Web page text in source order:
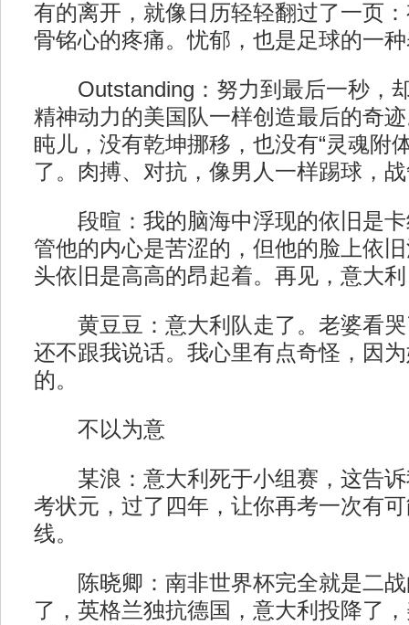
有的离开，就像日历轻轻翻过了一页
骨铭心的疼痛。忧郁，也是足球的一
Outstanding：努力到最后一秒，
精神动力的美国队一样创造最后的奇
盹儿，没有乾坤挪移，也没有“灵魂附
了。肉搏、对抗，像男人一样踢球，
段暄：我的脑海中浮现的依旧是卡
管他的内心是苦涩的，但他的脸上依
头依旧是高高的昂起着。再见，意大
黄豆豆：意大利队走了。老婆看哭
还不跟我说话。我心里有点奇怪，因
的。
不以为意
某浪：意大利死于小组赛，这告诉
考状元，过了四年，让你再考一次有
线。
陈晓卿：南非世界杯完全就是二战
了，英格兰独抗德国，意大利投降了